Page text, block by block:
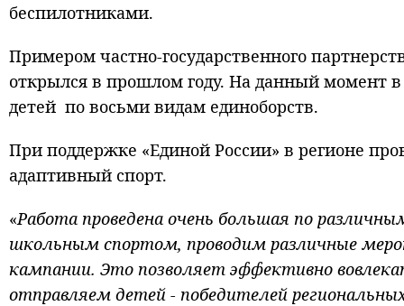
беспилотниками.
Примером частно-государственного
открылся в прошлом году. На данный момент в
детей по восьми видам единоборств.
При поддержке «Единой России» в регионе
адаптивный спорт.
«Работа проведена очень большая по
школьным спортом, проводим различные
кампании. Это позволяет эффективно
отправляем детей - победителей